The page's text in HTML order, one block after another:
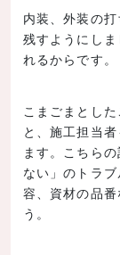
内装、外装の
残すようにし
れるからです。
こまごまとし
と、施工担当
ます。こちら
ない」のトラ
容、資材の品
う。